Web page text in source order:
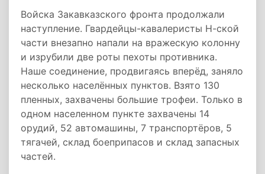
Войска Закавказского фронта продолжали
наступление. Гвардейцы-кавалеристы Н-ской
части внезапно напали на вражескую колонну
и изрубили две роты пехоты противника.
Наше соединение, продвигаясь вперёд, заняло
несколько населённых пунктов. Взято 130
пленных, захвачены большие трофеи. Только в
одном населенном пункте захвачены 14
орудий, 52 автомашины, 7 транспортёров, 5
тягачей, склад боеприпасов и склад запасных
частей.